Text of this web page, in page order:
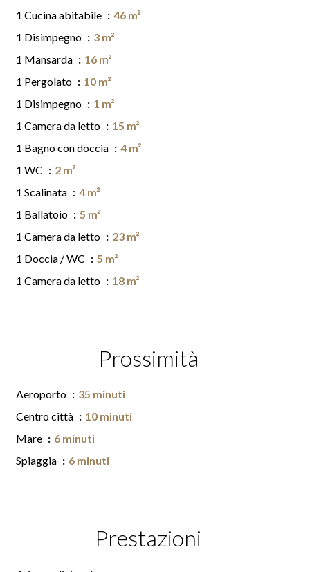
1 Cucina abitabile
46 m²
1 Disimpegno
3 m²
1 Mansarda
16 m²
1 Pergolato
10 m²
1 Disimpegno
1 m²
1 Camera da letto
15 m²
1 Bagno con doccia
4 m²
1 WC
2 m²
1 Scalinata
4 m²
1 Ballatoio
5 m²
1 Camera da letto
23 m²
1 Doccia / WC
5 m²
1 Camera da letto
18 m²
Prossimità
Aeroporto
35 minuti
Centro città
10 minuti
Mare
6 minuti
Spiaggia
6 minuti
Prestazioni